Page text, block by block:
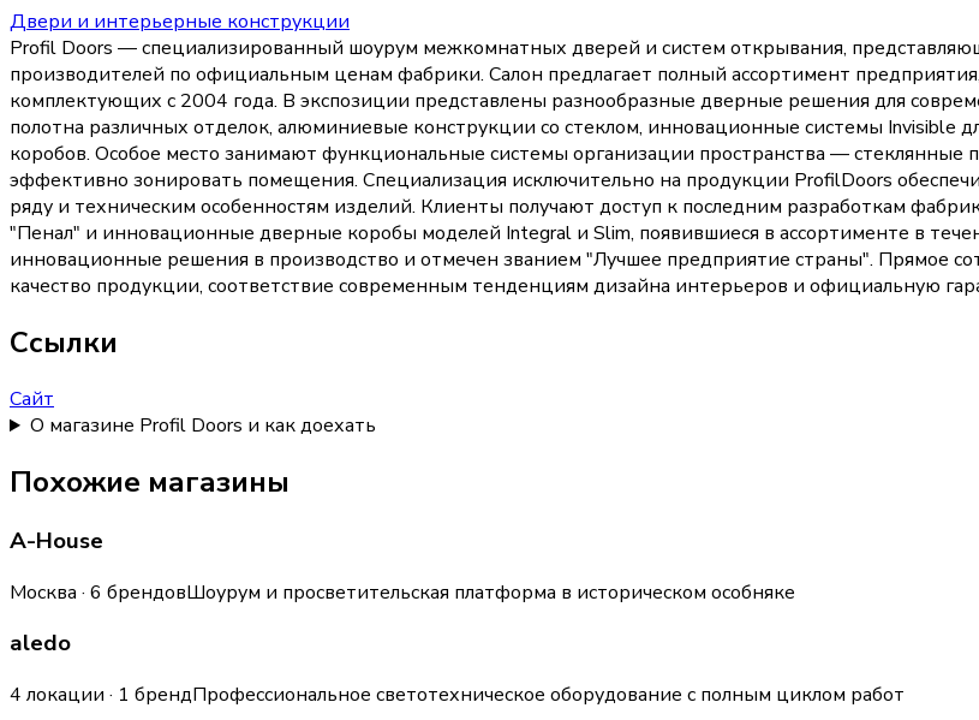
Двери и интерьерные конструкции
Profil Doors — специализированный шоурум межкомнатных дверей и систем открывания,
производителей по официальным ценам фабрики. Салон предлагает полный ассортимент
комплектующих с 2004 года. В экспозиции представлены разнообразные дверные решения для
полотна различных отделок, алюминиевые конструкции со стеклом, инновационные системы Invisible
коробов. Особое место занимают функциональные системы организации пространства —
эффективно зонировать помещения. Специализация исключительно на продукции ProfilDoors
ряду и техническим особенностям изделий. Клиенты получают доступ к последним разработкам
"Пенал" и инновационные дверные коробы моделей Integral и Slim, появившиеся в ассортименте в
инновационные решения в производство и отмечен званием "Лучшее предприятие страны". Прямое
качество продукции, соответствие современным тенденциям дизайна интерьеров и официальную
Ссылки
Сайт
О магазине Profil Doors и как доехать
Похожие магазины
A-House
Москва · 6 брендовШоурум и просветительская платформа в историческом особняке
aledo
4 локации · 1 брендПрофессиональное светотехническое оборудование с полным циклом работ